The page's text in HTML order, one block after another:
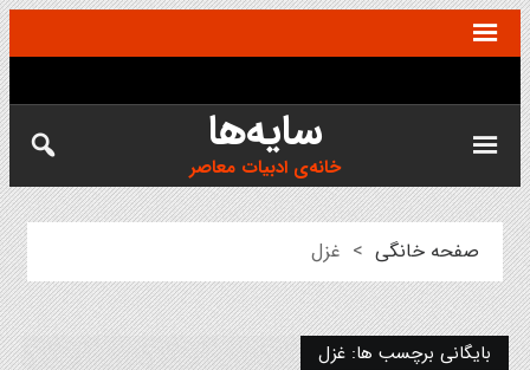
سایه‌ها
خانه‌ی ادبیات معاصر
صفحه خانگی > غزل
بایگانی برچسب ها: غزل